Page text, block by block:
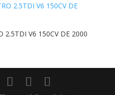
2.5TDI V6 150CV DE 2000